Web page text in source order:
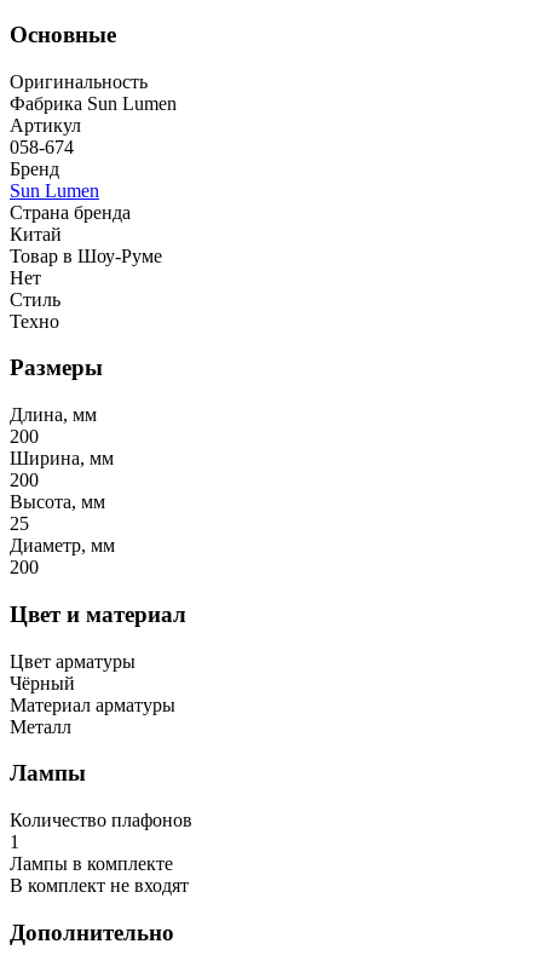
Основные
Оригинальность
Фабрика Sun Lumen
Артикул
058-674
Бренд
Sun Lumen
Страна бренда
Китай
Товар в Шоу-Руме
Нет
Стиль
Техно
Размеры
Длина, мм
200
Ширина, мм
200
Высота, мм
25
Диаметр, мм
200
Цвет и материал
Цвет арматуры
Чёрный
Материал арматуры
Металл
Лампы
Количество плафонов
1
Лампы в комплекте
В комплект не входят
Дополнительно